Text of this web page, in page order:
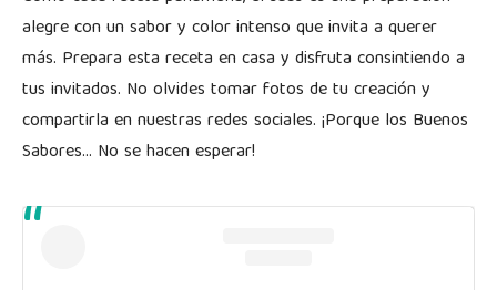
alegre con un sabor y color intenso que invita a querer
más. Prepara esta receta en casa y disfruta consintiendo a
tus invitados. No olvides tomar fotos de tu creación y
compartirla en nuestras redes sociales. ¡Porque los Buenos
Sabores… No se hacen esperar!